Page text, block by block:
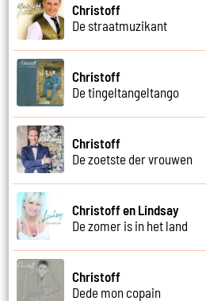
Christoff
De straatmuzikant
Christoff
De tingeltangeltango
Christoff
De zoetste der vrouwen
Christoff en Lindsay
De zomer is in het land
Christoff
Dede mon copain